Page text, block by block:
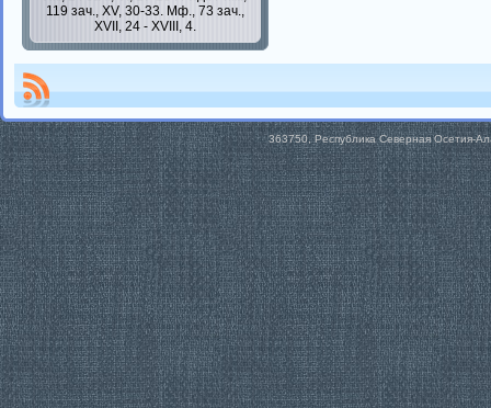
119 зач., XV, 30-33. Мф., 73 зач.,
XVII, 24 - XVIII, 4.
363750, Республика Северная Осетия-